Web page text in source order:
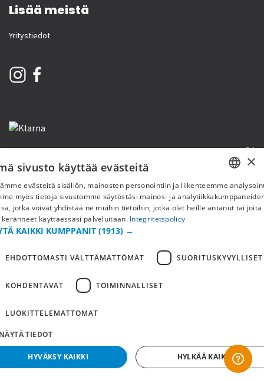
Lisää meistä
Yritystiedot
Copyright © 2019 This site is Licensed to 377 Sport AB Tietosuojakäytäntö
Evästeet
FI
×
sivusto käyttää evästeitä
evästeitä sisällön, mainosten personointiin ja liikenteemme
myös tietoja sivustomme käytöstäsi mainos- ja
jotka voivat yhdistää ne muihin tietoihin, jotka olet heille antanut tai joita
keränneet käyttäessäsi palveluitaan. Integritetspolicy
KAIKKI KUMPPANIT (1913) →
EHDOTTOMASTI VÄLTTÄMÄTTÖMÄT SUORITUSKYVYLLISET
KOHDENTAVAT TOIMINNALLISET
LUOKITTELEMATTOMAT
TIEDOT
HYVÄKSY KAIKKI HYLKÄÄ KAIKKI